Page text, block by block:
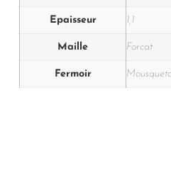
Epaisseur 1,1
Maille Forcat
Fermoir